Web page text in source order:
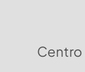
Centro